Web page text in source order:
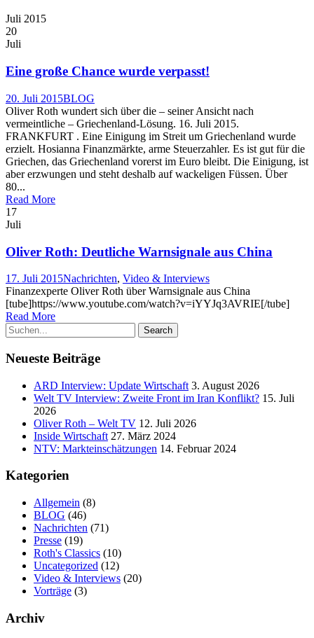
Juli 2015
20
Juli
Eine große Chance wurde verpasst!
20. Juli 2015BLOG
Oliver Roth wundert sich über die – seiner Ansicht nach
vermeintliche – Griechenland-Lösung. 16. Juli 2015.
FRANKFURT . Eine Einigung im Streit um Griechenland wurde
erzielt. Hosianna Finanzmärkte, arme Steuerzahler. Es ist gut für die
Griechen, das Griechenland vorerst im Euro bleibt. Die Einigung, ist
aber erzwungen und steht deshalb auf wackeligen Füssen. Über
80...
Read More
17
Juli
Oliver Roth: Deutliche Warnsignale aus China
17. Juli 2015Nachrichten, Video & Interviews
Finanzexperte Oliver Roth über Warnsignale aus China
[tube]https://www.youtube.com/watch?v=iYYJq3AVRIE[/tube]
Read More
Neueste Beiträge
ARD Interview: Update Wirtschaft 3. August 2026
Welt TV Interview: Zweite Front im Iran Konflikt? 15. Juli
2026
Oliver Roth – Welt TV 12. Juli 2026
Inside Wirtschaft 27. März 2024
NTV: Markteinschätzungen 14. Februar 2024
Kategorien
Allgemein (8)
BLOG (46)
Nachrichten (71)
Presse (19)
Roth's Classics (10)
Uncategorized (12)
Video & Interviews (20)
Vorträge (3)
Archiv